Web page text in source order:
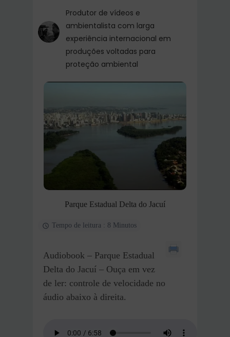
Produtor de vídeos e
ambientalista com larga
experiência internacional em
produções voltadas para
proteção ambiental
Parque Estadual Delta do Jacuí
Tempo de leitura : 8 Minutos
Audiobook – Parque Estadual
Delta do Jacuí – Ouça em vez
de ler: controle de velocidade no
áudio abaixo à direita.